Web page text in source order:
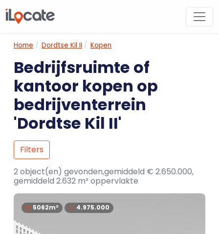
Home Dordtse Kil II Kopen
Bedrijfsruimte of
kantoor kopen op
bedrijventerrein
'Dordtse Kil II'
Filters
2 object(en) gevonden,gemiddeld € 2.650.000,
gemiddeld 2.632 m² oppervlakte
5062m² 4.975.000